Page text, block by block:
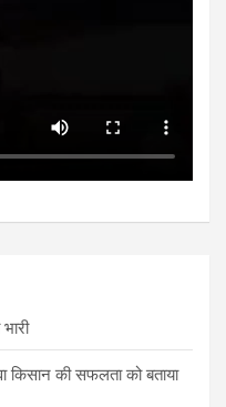
किसान की सफलता को बताया